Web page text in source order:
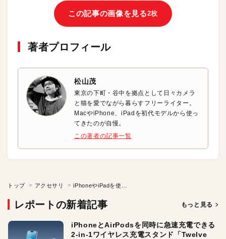
この記事の画像を見る2枚
著者プロフィール
松山茂
東京の下町・谷中を拠点として日々カメラ
と猫を愛でながら暮らすフリーライター。
MacやiPhone、iPadを初代モデルから使っ
てきたのが自慢。
この著者の記事一覧
トップ アクセサリ
レポートの新着記事 もっと見る
iPhoneとAirPodsを同時に急速充電できる
2-in-1ワイヤレス充電スタンド「Twelve